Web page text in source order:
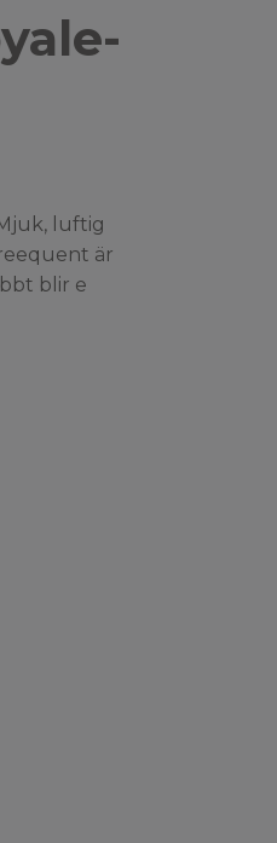
luftig
är
blir e